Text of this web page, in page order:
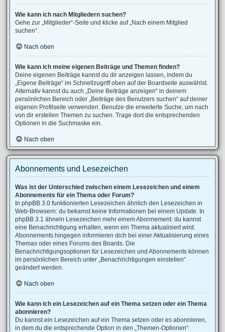
Wie kann ich nach Mitgliedern suchen?
Gehe zur „Mitglieder“-Seite und klicke auf „Nach einem Mitglied
suchen“.
Nach oben
Wie kann ich meine eigenen Beiträge und Themen finden?
Deine eigenen Beiträge kannst du dir anzeigen lassen, indem du
„Eigene Beiträge“ im Schnellzugriff oben auf der Boardseite auswählst.
Alternativ kannst du auch „Deine Beiträge anzeigen“ in deinem
persönlichen Bereich oder „Beiträge des Benutzers suchen“ auf deiner
eigenen Profilseite verwenden. Benutze die erweiterte Suche, um nach
von dir erstellen Themen zu suchen. Trage dort die entsprechenden
Optionen in die Suchmaske ein.
Nach oben
Abonnements und Lesezeichen
Was ist der Unterschied zwischen einem Lesezeichen und einem
Abonnements für ein Thema oder Forum?
In phpBB 3.0 funktionierten Lesezeichen ähnlich den Lesezeichen in
Web-Browsern: du bekamst keine Informationen bei einem Update. In
phpBB 3.1 ähneln Lesezeichen mehr einem Abonnement: du kannst
eine Benachrichtigung erhalten, wenn ein Thema aktualisiert wird.
Abonnements hingegen informieren dich bei einer Aktualisierung eines
Themas oder eines Forums des Boards. Die
Benachrichtigungsoptionen für Lesezeichen und Abonnements können
im persönlichen Bereich unter „Benachrichtigungen einstellen“
geändert werden.
Nach oben
Wie kann ich ein Lesezeichen auf ein Thema setzen oder ein Thema
abonnieren?
Du kannst ein Lesezeichen auf ein Thema setzen oder es abonnieren,
in dem du die entsprechende Option in den „Themen-Optionen“